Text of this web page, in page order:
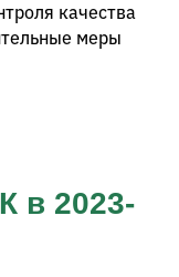
качества
меры
в 2023-